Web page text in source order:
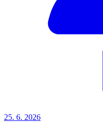
25. 6. 2026